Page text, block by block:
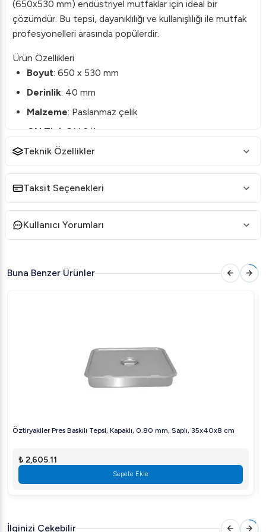
(650x530 mm) endüstriyel mutfaklar için ideal bir
çözümdür. Bu tepsi, dayanıklılığı ve kullanışlılığı ile mutfak
profesyonelleri arasında popülerdir.
Ürün Özellikleri
Boyut: 650 x 530 mm
Derinlik: 40 mm
Malzeme: Paslanmaz çelik
GN Tipi: GN 2/1
Neden Öztiryakiler GN 2/1 Tepsiyi Tercih Etmelisiniz?
Dayanıklılık: Paslanmaz çelik yapısı sayesinde uzun
ömürlüdür ve yoğun mutfak kullanımlarında dahi
formunu korur.
Hijyenik Tasarım
Evrensel Kullanım
: Gastronom norm (GN) standart
ölçüleri, dünya genelindeki tüm mutfak ekipmanları ile
Catering hizmetleri
Restoran mutfağı
Malzeme Kalitesi: Yüksek kaliteli paslanmaz çelik
Kenar Tasarımı
Sıkça Sorulan Sorular
GN tepsiler, mutfak alanının verimli kullanılmasına olanak
Teknik Özellikler
Taksit Seçenekleri
Kullanıcı Yorumları
Buna Benzer Ürünler
Öztiryakiler Pres Baskılı Tepsi, Kapaklı, 0.80 mm, Saplı, 35x40x8 cm
₺ 2,605.11
Sepete Ekle
İlginizi Çekebilir